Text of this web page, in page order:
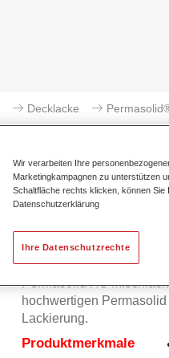
Decklacke
Permasolid HS
hochwertigen
Lackierung.
Produktmerkmale
Wir verarbeiten Ihre
Marketingkampagnen zu unterstützen
Schaltfläche rechts klicken, können
Datenschutzerklärung
Ihre Datenschutzrechte